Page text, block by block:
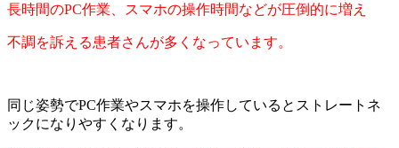
長時間のPC作業、スマホの操作時間などが圧倒的に増え
不調を訴える患者さんが多くなっています。
同じ姿勢でPC作業やスマホを操作しているとストレートネ
ックになりやすくなります。